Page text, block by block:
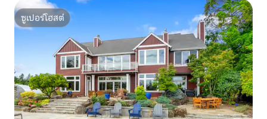
ซูเปอร์โฮสต์
ซูเปอร์โฮสต์